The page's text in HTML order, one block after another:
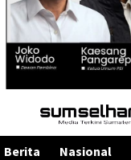
Menu
Mobile
Berita Nasional